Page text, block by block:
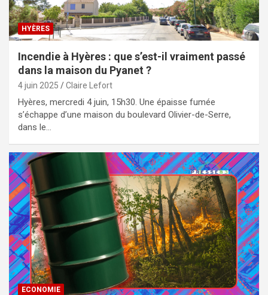
HYÈRES
Incendie à Hyères : que s’est-il vraiment passé
dans la maison du Pyanet ?
4 juin 2025 Claire Lefort
Hyères, mercredi 4 juin, 15h30. Une épaisse fumée
s’échappe d’une maison du boulevard Olivier-de-Serre,
dans le…
ECONOMIE